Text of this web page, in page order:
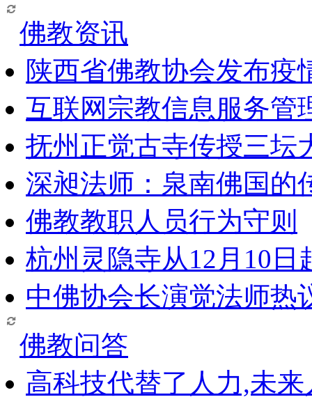
佛教资讯
陕西省佛教协会发布疫
互联网宗教信息服务管
抚州正觉古寺传授三坛
深昶法师：泉南佛国的
佛教教职人员行为守则
杭州灵隐寺从12月10日
中佛协会长演觉法师热
佛教问答
高科技代替了人力,未